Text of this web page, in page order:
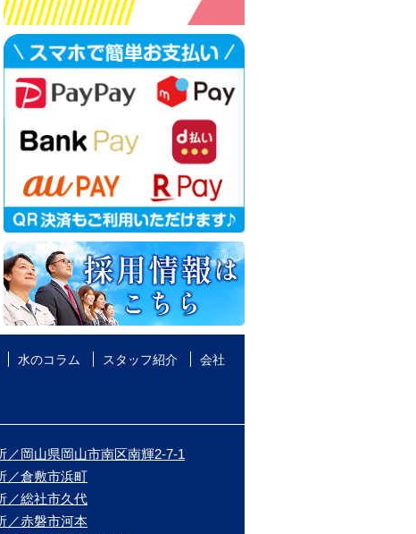
水のコラム スタッフ紹介
会社
／岡山県岡山市南区南輝2-7-1
／倉敷市浜町
／総社市久代
／赤磐市河本